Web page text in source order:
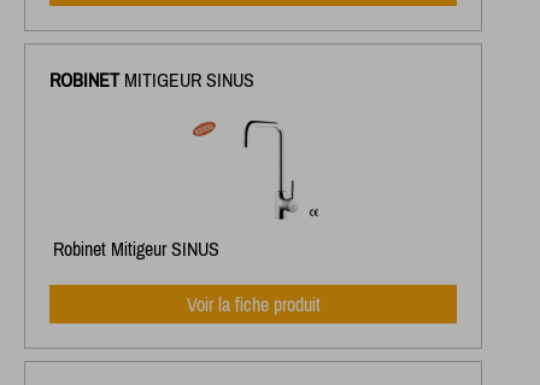
ROBINETMITIGEUR SINUS
Robinet Mitigeur SINUS
Voir la fiche produit